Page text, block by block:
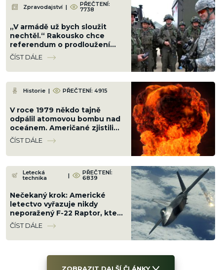
Zpravodajství | PŘEČTENÍ:
7738
„V armádě už bych sloužit
nechtěl.“ Rakousko chce
referendum o prodloužení
základní vojenské služby
ČÍST DÁLE
Historie | PŘEČTENÍ: 4915
V roce 1979 někdo tajně
odpálil atomovou bombu nad
oceánem. Američané zjistili
kdo, ale svět se to nesměl
dozvědět
ČÍST DÁLE
Letecká
technika | PŘEČTENÍ:
6839
Nečekaný krok: Americké
letectvo vyřazuje nikdy
neporažený F-22 Raptor, který
zničí jakékoliv letadlo světa
ČÍST DÁLE